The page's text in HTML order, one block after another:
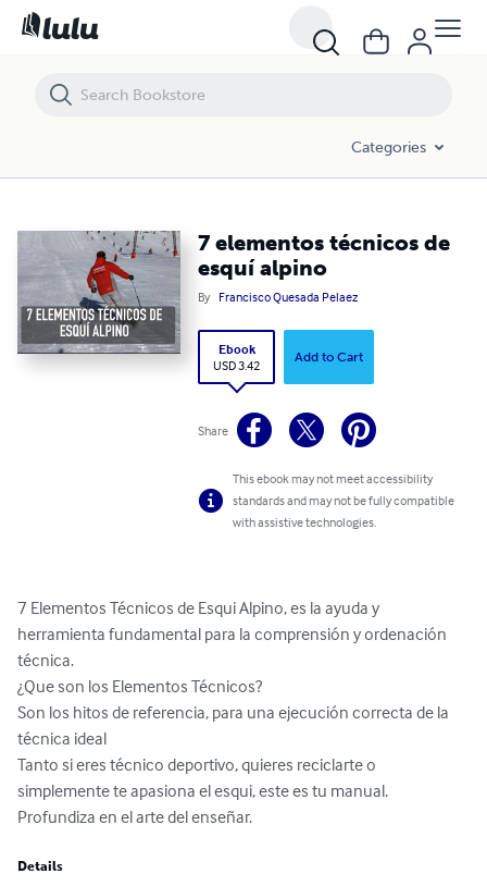
Categories
7 elementos técnicos de
esquí alpino
By Francisco Quesada Pelaez
Ebook
USD 3.42
Add to Cart
Share
This ebook may not meet accessibility
standards and may not be fully compatible
with assistive technologies.
7 Elementos Técnicos de Esqui Alpino, es la ayuda y
herramienta fundamental para la comprensión y ordenación
técnica.
¿Que son los Elementos Técnicos?
Son los hitos de referencia, para una ejecución correcta de la
técnica ideal
Tanto si eres técnico deportivo, quieres reciclarte o
simplemente te apasiona el esqui, este es tu manual.
Profundiza en el arte del enseñar.
Details
7 elementos técnicos de esquí alpino